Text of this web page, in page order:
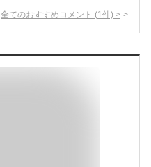
全てのおすすめコメント (1 件) >